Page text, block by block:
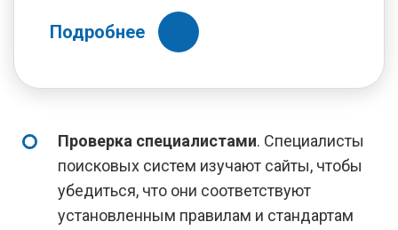
Подробнее
Проверка специалистами. Специалисты
поисковых систем изучают сайты, чтобы
убедиться, что они соответствуют
установленным правилам и стандартам